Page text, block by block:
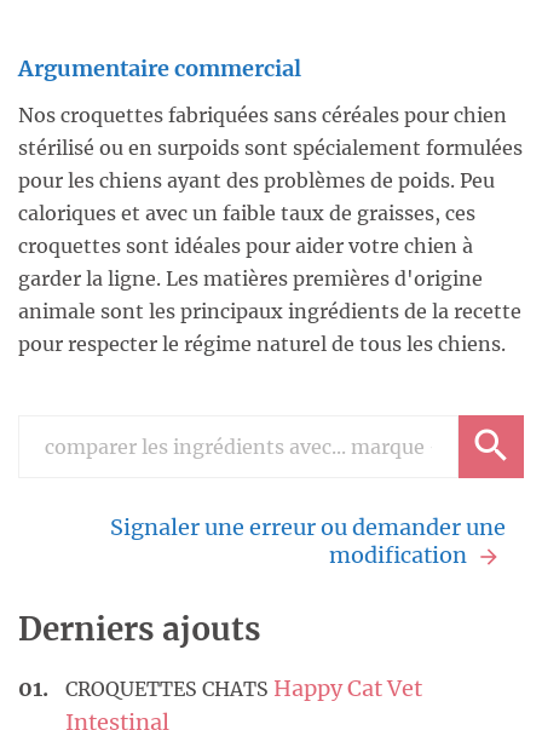
Argumentaire commercial
Nos croquettes fabriquées sans céréales pour chien
stérilisé ou en surpoids sont spécialement formulées
pour les chiens ayant des problèmes de poids. Peu
caloriques et avec un faible taux de graisses, ces
croquettes sont idéales pour aider votre chien à
garder la ligne. Les matières premières d'origine
animale sont les principaux ingrédients de la recette
pour respecter le régime naturel de tous les chiens.
Signaler une erreur ou demander une
modification
Derniers ajouts
CROQUETTES CHATS Happy Cat Vet
Intestinal